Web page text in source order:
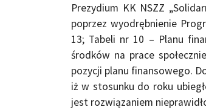
Prezydium KK NSZZ
poprzez wyodrębnienie
13; Tabeli nr 10 – Planu
środków na prace
pozycji planu finansowego.
iż w stosunku do roku
jest rozwiązaniem